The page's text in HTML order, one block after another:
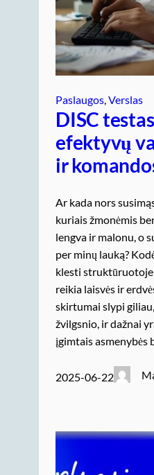
Paslaugos, Verslas
DISC
efektyvų
ir
Ar kada nors
kuriais žmonėmis
lengva ir malonu, o
per minų lauką?
klesti
reikia laisvės ir
skirtumai slypi
žvilgsnio, ir dažnai
įgimtais asmenybės
2025-06-22